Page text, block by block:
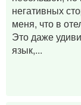
негативных
меня, что в
Это даже
язык,...